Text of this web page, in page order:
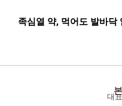
족심열 약, 먹어도 발바닥
대